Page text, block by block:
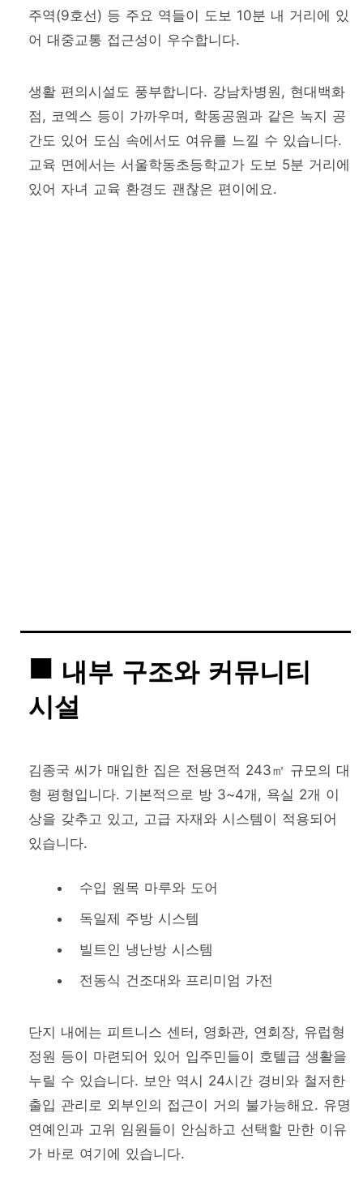
주역(9호선) 등 주요 역들이 도보 10분 내 거리에 있
어 대중교통 접근성이 우수합니다.
생활 편의시설도 풍부합니다. 강남차병원, 현대백화
점, 코엑스 등이 가까우며, 학동공원과 같은 녹지 공
간도 있어 도심 속에서도 여유를 느낄 수 있습니다.
교육 면에서는 서울학동초등학교가 도보 5분 거리에
있어 자녀 교육 환경도 괜찮은 편이에요.
내부 구조와 커뮤니티
시설
김종국 씨가 매입한 집은 전용면적 243㎡ 규모의 대
형 평형입니다. 기본적으로 방 3~4개, 욕실 2개 이
상을 갖추고 있고, 고급 자재와 시스템이 적용되어
있습니다.
수입 원목 마루와 도어
독일제 주방 시스템
빌트인 냉난방 시스템
전동식 건조대와 프리미엄 가전
단지 내에는 피트니스 센터, 영화관, 연회장, 유럽형
정원 등이 마련되어 있어 입주민들이 호텔급 생활을
누릴 수 있습니다. 보안 역시 24시간 경비와 철저한
출입 관리로 외부인의 접근이 거의 불가능해요. 유명
연예인과 고위 임원들이 안심하고 선택할 만한 이유
가 바로 여기에 있습니다.